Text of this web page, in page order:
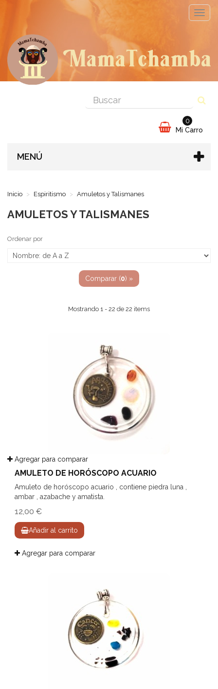
Mi Carro
0
MENÚ
Inicio Espiritismo Amuletos y Talismanes
AMULETOS Y TALISMANES
Ordenar por
Comparar (0) »
Mostrando 1 - 22 de 22 items
Agregar para comparar
AMULETO DE HORÓSCOPO ACUARIO
Amuleto de horóscopo acuario , contiene piedra luna ,
ambar , azabache y amatista.
12,00 €
Añadir al carrito
Agregar para comparar